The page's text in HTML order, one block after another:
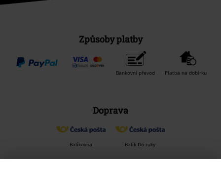
Způsoby platby
Bankovní převod Platba na dobírku
Doprava
Balíkovna Balík Do ruky